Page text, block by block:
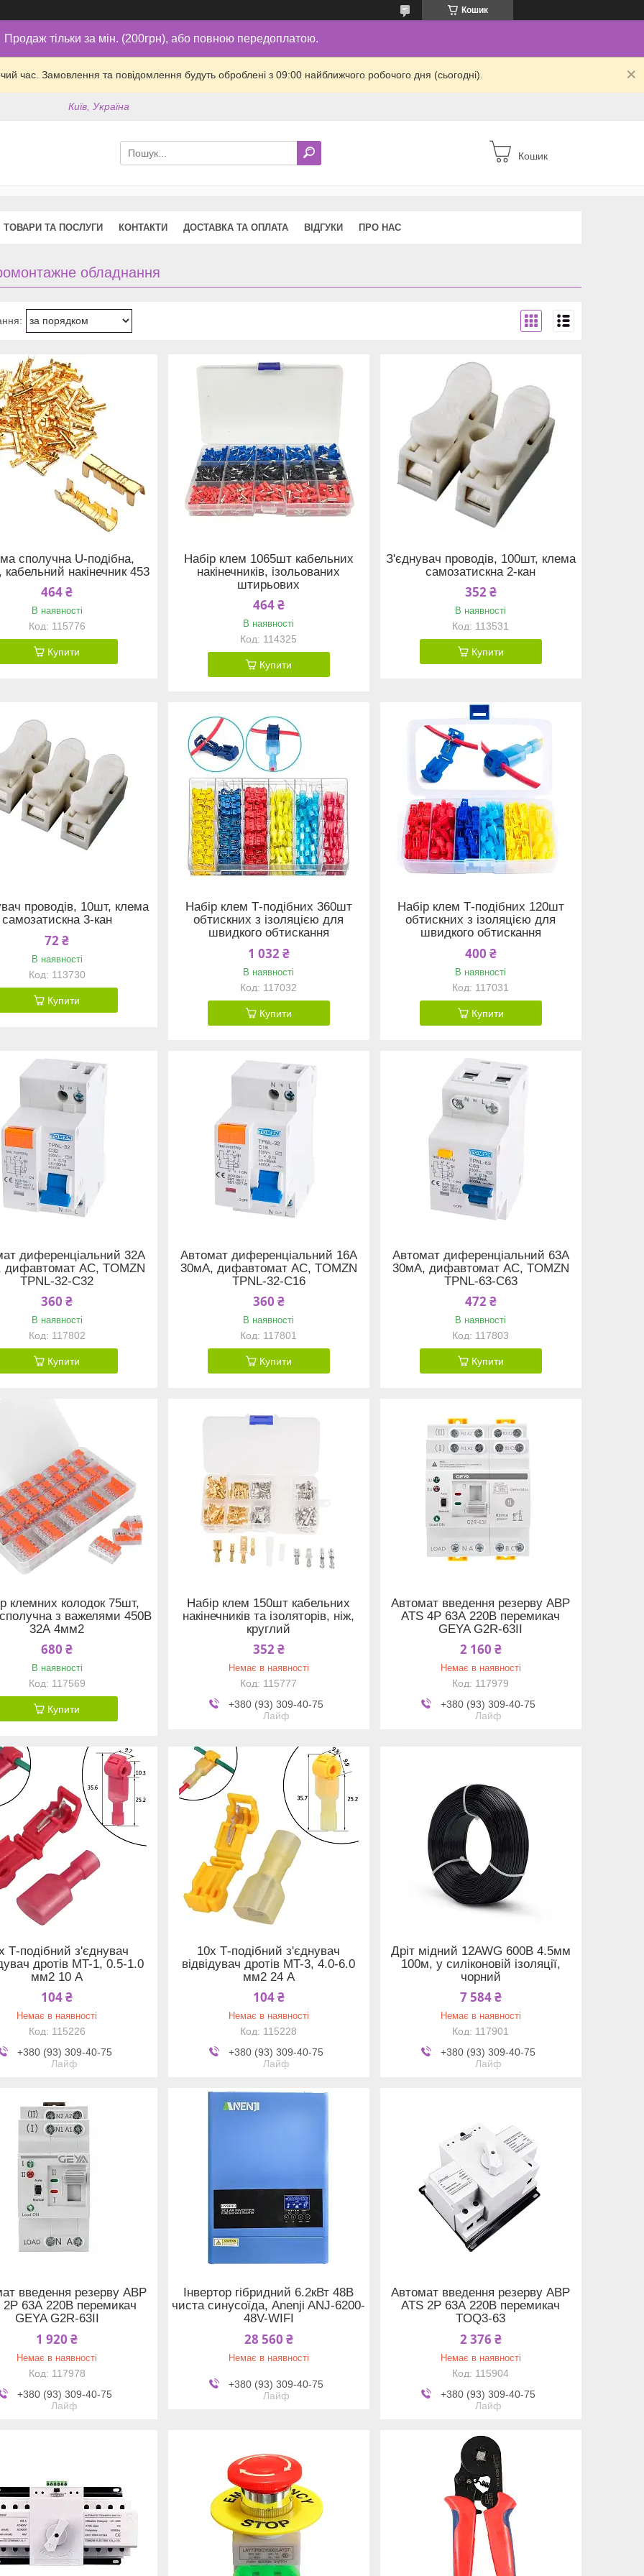
Кошик
Продаж тільки за мін. (200грн), або повною передоплатою.
час. Замовлення та повідомлення будуть оброблені з 09:00 найближчого робочого дня (сьогодні).
Київ, Україна
Кошик
ТОВАРИ ТА ПОСЛУГИ КОНТАКТИ ДОСТАВКА ТА ОПЛАТА ВІДГУКИ ПРО НАС
обладнання
сполучна U-подібна,
накінечник 453
464 ₴
В наявності
115776
Купити
Набір клем 1065шт кабельних
накінечників, ізольованих
штирьових
464 ₴
В наявності
114325
Купити
З'єднувач проводів, 100шт, клема
самозатискна 2-кан
352 ₴
В наявності
113531
Купити
проводів, 10шт, клема
самозатискна 3-кан
72 ₴
В наявності
113730
Купити
Набір клем Т-подібних 360шт
обтискних з ізоляцією для
швидкого обтискання
1 032 ₴
В наявності
117032
Купити
Набір клем Т-подібних 120шт
обтискних з ізоляцією для
швидкого обтискання
400 ₴
В наявності
117031
Купити
диференціальний 32А
дифавтомат АС, TOMZN
TPNL-32-C32
360 ₴
В наявності
117802
Купити
Автомат диференціальний 16А
30мА, дифавтомат АС, TOMZN
TPNL-32-C16
360 ₴
В наявності
117801
Купити
Автомат диференціальний 63А
30мА, дифавтомат АС, TOMZN
TPNL-63-C63
472 ₴
В наявності
117803
Купити
клемних колодок 75шт,
з важелями 450В
32А 4мм2
680 ₴
В наявності
117569
Купити
Набір клем 150шт кабельних
накінечників та ізоляторів, ніж,
круглий
352 ₴
Немає в наявності
115777
+380 (93) 309-40-75
Лайф
Автомат введення резерву АВР
ATS 4P 63А 220В перемикач
GEYA G2R-63II
2 160 ₴
Немає в наявності
117979
+380 (93) 309-40-75
Лайф
Т-подібний з'єднувач
дротів MT-1, 0.5-1.0
мм2 10 А
104 ₴
Немає в наявності
115226
+380 (93) 309-40-75
Лайф
10x Т-подібний з'єднувач
відвідувач дротів MT-3, 4.0-6.0
мм2 24 А
104 ₴
Немає в наявності
115228
+380 (93) 309-40-75
Лайф
Дріт мідний 12AWG 600В 4.5мм
100м, у силіконовій ізоляції,
чорний
7 584 ₴
Немає в наявності
117901
+380 (93) 309-40-75
Лайф
введення резерву АВР
2P 63А 220В перемикач
GEYA G2R-63II
1 920 ₴
Немає в наявності
117978
+380 (93) 309-40-75
Лайф
Інвертор гібридний 6.2кВт 48В
чиста синусоїда, Anenji ANJ-6200-
48V-WIFI
28 560 ₴
Немає в наявності
+380 (93) 309-40-75
Лайф
Автомат введення резерву АВР
ATS 2P 63А 220В перемикач
TOQ3-63
2 376 ₴
Немає в наявності
115904
+380 (93) 309-40-75
Лайф